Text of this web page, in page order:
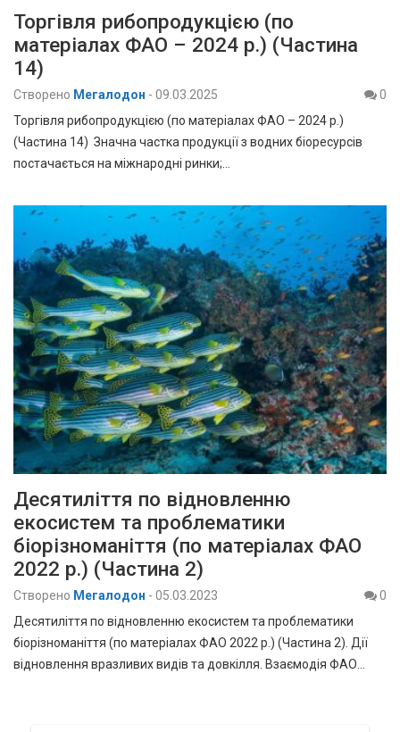
Торгівля рибопродукцією (по
матеріалах ФАО – 2024 р.) (Частина
14)
Створено Мегалодон - 09.03.2025
0
Торгівля рибопродукцією (по матеріалах ФАО – 2024 р.)
(Частина 14) Значна частка продукції з водних біоресурсів
постачається на міжнародні ринки;…
Десятиліття по відновленню
екосистем та проблематики
біорізноманіття (по матеріалах ФАО
2022 р.) (Частина 2)
Створено Мегалодон - 05.03.2023
0
Десятиліття по відновленню екосистем та проблематики
біорізноманіття (по матеріалах ФАО 2022 р.) (Частина 2). Дії
відновлення вразливих видів та довкілля. Взаємодія ФАО…